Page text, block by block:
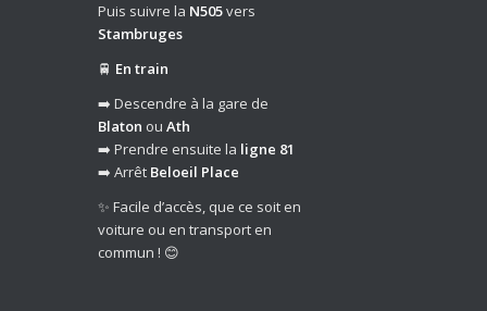
Puis suivre la N505vers
Stambruges
🚆 En train
➡️ Descendre à la gare de
Blaton ouAth
➡️ Prendre ensuite la ligne 81
➡️ Arrêt Beloeil Place
✨ Facile d’accès, que ce soit en
voiture ou en transport en
commun ! 😊